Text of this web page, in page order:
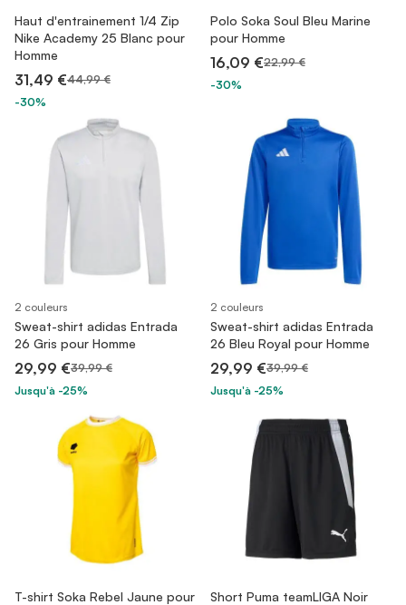
Haut d'entrainement 1/4 Zip
Nike Academy 25 Blanc pour
Homme
31,49 €44,99 €
-30%
Polo Soka Soul Bleu Marine
pour Homme
16,09 €22,99 €
-30%
2 couleurs
Sweat-shirt adidas Entrada
26 Gris pour Homme
29,99 €39,99 €
Jusqu'à -25%
2 couleurs
Sweat-shirt adidas Entrada
26 Bleu Royal pour Homme
29,99 €39,99 €
Jusqu'à -25%
T-shirt Soka Rebel Jaune pour
Short Puma teamLIGA Noir